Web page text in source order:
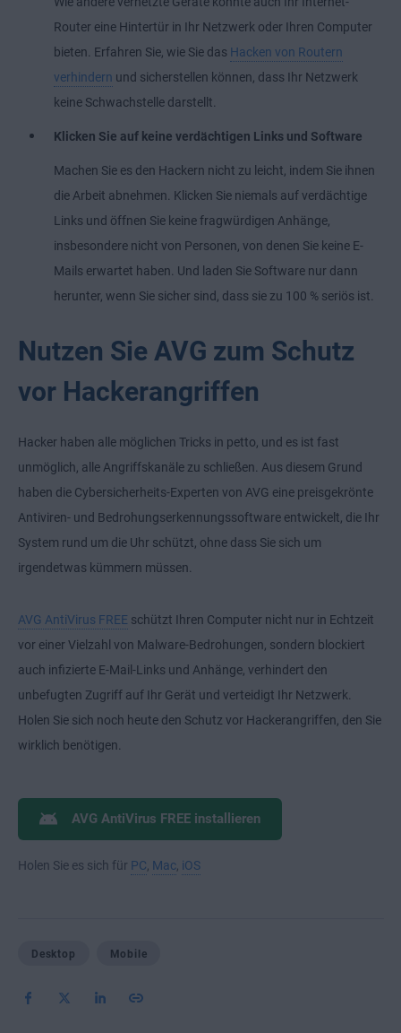
Router eine Hintertür in Ihr Netzwerk oder Ihren Computer
bieten. Erfahren Sie, wie Sie das Hacken von Routern
verhindern und sicherstellen können, dass Ihr Netzwerk
keine Schwachstelle darstellt.
Klicken Sie auf keine verdächtigen Links und Software
Machen Sie es den Hackern nicht zu leicht, indem Sie ihnen
die Arbeit abnehmen. Klicken Sie niemals auf verdächtige
Links und öffnen Sie keine fragwürdigen Anhänge,
insbesondere nicht von Personen, von denen Sie keine E-
Mails erwartet haben. Und laden Sie Software nur dann
herunter, wenn Sie sicher sind, dass sie zu 100 % seriös ist.
Nutzen Sie AVG zum Schutz
vor Hackerangriffen
Hacker haben alle möglichen Tricks in petto, und es ist fast
unmöglich, alle Angriffskanäle zu schließen. Aus diesem Grund
haben die Cybersicherheits-Experten von AVG eine preisgekrönte
Antiviren- und Bedrohungserkennungssoftware entwickelt, die Ihr
System rund um die Uhr schützt, ohne dass Sie sich um
irgendetwas kümmern müssen.
AVG AntiVirus FREE schützt Ihren Computer nicht nur in Echtzeit
vor einer Vielzahl von Malware-Bedrohungen, sondern blockiert
auch infizierte E-Mail-Links und Anhänge, verhindert den
unbefugten Zugriff auf Ihr Gerät und verteidigt Ihr Netzwerk.
Holen Sie sich noch heute den Schutz vor Hackerangriffen, den Sie
wirklich benötigen.
AVG AntiVirus FREE installieren
Holen Sie es sich für PC, Mac, iOS
Desktop Mobile